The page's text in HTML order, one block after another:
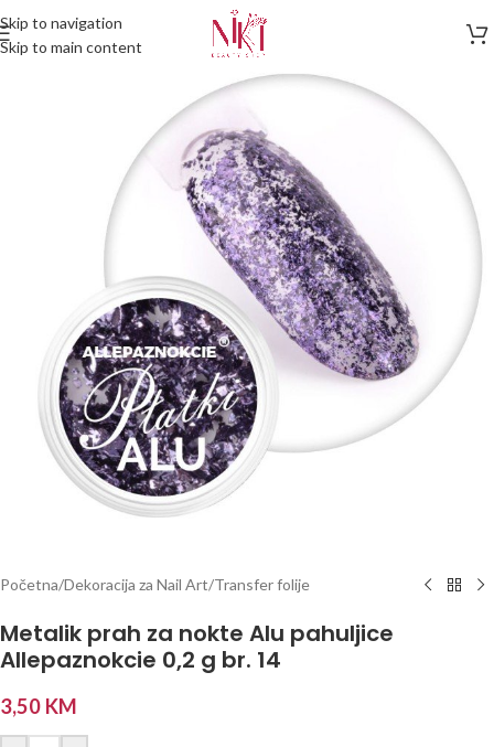
Skip to navigation
Skip to main content
Početna/Dekoracija za Nail Art/Transfer folije
Metalik prah za nokte Alu pahuljice
Allepaznokcie 0,2 g br. 14
3,50 KM